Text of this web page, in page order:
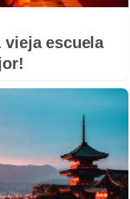
vieja escuela